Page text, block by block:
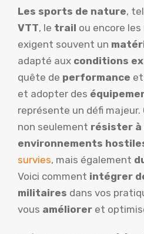
Les sports de nature,
VTT, le trail ou encore les
exigent souvent un
adapté aux conditions
quête de performance
et adopter des
représente un défi
non seulement résister à
environnements
survies, mais également
Voici comment intégrer
militaires dans vos
vous améliorer et